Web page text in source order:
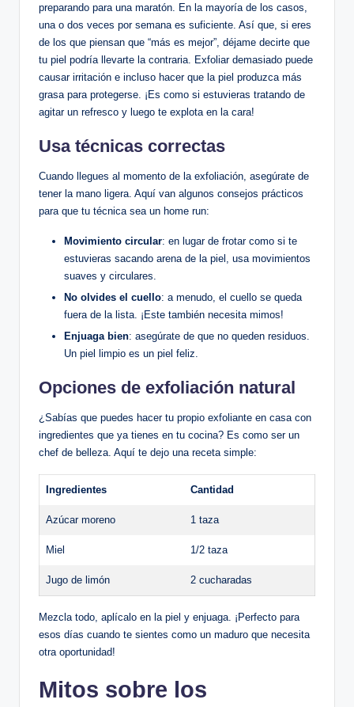
preparando para una maratón. En la mayoría de los casos,
una o dos veces por semana es suficiente. Así que, si eres
de los que piensan que “más es mejor”, déjame decirte que
tu piel podría llevarte la contraria. Exfoliar demasiado puede
causar irritación e incluso hacer que la piel produzca más
grasa para protegerse. ¡Es como si estuvieras tratando de
agitar un refresco y luego te explota en la cara!
Usa técnicas correctas
Cuando llegues al momento de la exfoliación, asegúrate de
tener la mano ligera. Aquí van algunos consejos prácticos
para que tu técnica sea un home run:
Movimiento circular: en lugar de frotar como si te
estuvieras sacando arena de la piel, usa movimientos
suaves y circulares.
No olvides el cuello: a menudo, el cuello se queda
fuera de la lista. ¡Este también necesita mimos!
Enjuaga bien: asegúrate de que no queden residuos.
Un piel limpio es un piel feliz.
Opciones de exfoliación natural
¿Sabías que puedes hacer tu propio exfoliante en casa con
ingredientes que ya tienes en tu cocina? Es como ser un
chef de belleza. Aquí te dejo una receta simple:
Ingredientes Cantidad
Azúcar moreno 1 taza
Miel 1/2 taza
Jugo de limón 2 cucharadas
Mezcla todo, aplícalo en la piel y enjuaga. ¡Perfecto para
esos días cuando te sientes como un maduro que necesita
otra oportunidad!
Mitos sobre los